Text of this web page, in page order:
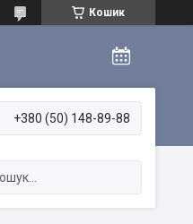
Кошик
+380 (50) 148-89-88